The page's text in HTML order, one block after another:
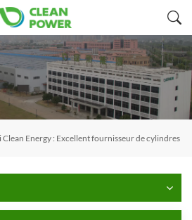
Clean Energy : Excellent fournisseur de cylindres